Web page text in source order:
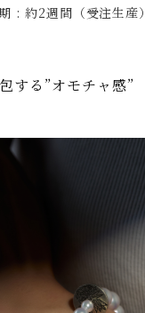
約2週間（受注生産）
する”オモチャ感”